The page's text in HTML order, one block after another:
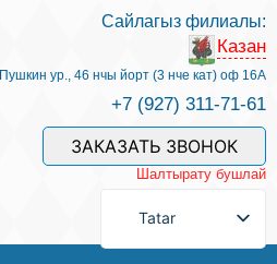
белгечләр
Сайлагыз филиалы:
Казан
Пушкин ур., 46 нчы йорт (3 нче кат) оф 16А
+7 (927) 311-71-61
ЗАКАЗАТЬ ЗВОНОК
Шалтырату бушлай
Tatar